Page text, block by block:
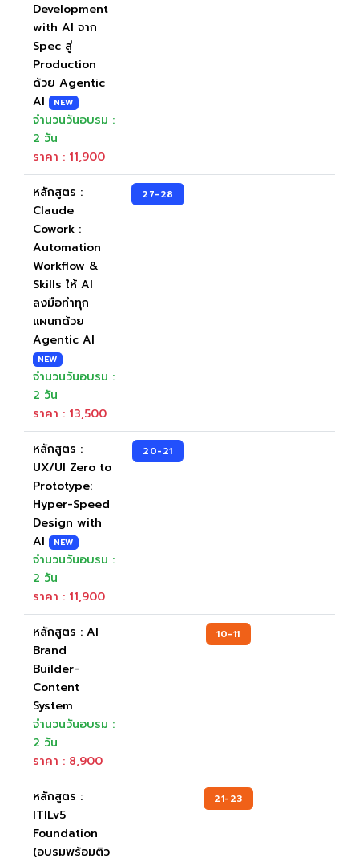
Development
with AI จาก
Spec สู่
Production
ด้วย Agentic
AI
NEW
จำนวนวันอบรม :
2 วัน
ราคา : 11,900
หลักสูตร :
Claude
Cowork :
Automation
Workflow &
Skills ให้ AI
ลงมือทำทุก
แผนกด้วย
Agentic AI
NEW
จำนวนวันอบรม :
2 วัน
ราคา : 13,500
27-28
หลักสูตร :
UX/UI Zero to
Prototype:
Hyper-Speed
Design with
AI
NEW
จำนวนวันอบรม :
2 วัน
ราคา : 11,900
20-21
หลักสูตร : AI
Brand
Builder-
Content
System
จำนวนวันอบรม :
2 วัน
ราคา : 8,900
10-11
หลักสูตร :
ITILv5
Foundation
(อบรมพร้อมติว
21-23